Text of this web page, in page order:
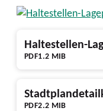
PDF1.2 MIB
Haltestellen-
PDF2.2 MIB